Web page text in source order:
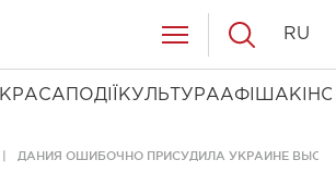
КРАСА ПОДІЇ КУЛЬТУРААФІША КІНО
RU
ДАНИЯ ОШИБОЧНО ПРИСУДИЛА УКРАИНЕ